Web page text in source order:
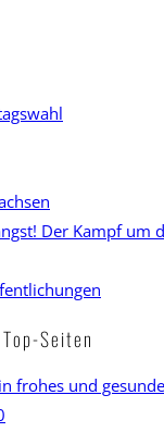
Der Kampf um
Seiten
frohes und